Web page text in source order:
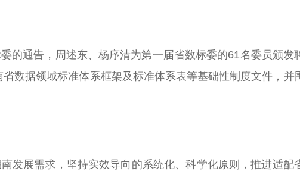
通告，周述东、杨序清为第一届省数标委的61名委员颁发
数据领域标准体系框架及标准体系表等基础性制度文件，并
展需求，坚持实效导向的系统化、科学化原则，推进适配